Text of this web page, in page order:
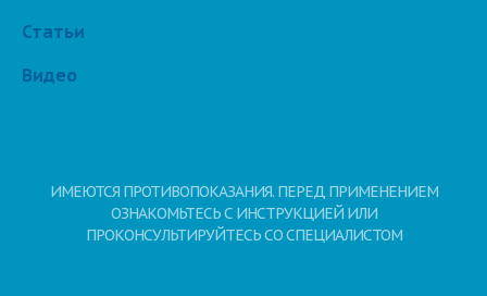
Статьи
Видео
ИМЕЮТСЯ ПРОТИВОПОКАЗАНИЯ. ПЕРЕД ПРИМЕНЕНИЕМ
ОЗНАКОМЬТЕСЬ С ИНСТРУКЦИЕЙ ИЛИ
ПРОКОНСУЛЬТИРУЙТЕСЬ СО СПЕЦИАЛИСТОМ